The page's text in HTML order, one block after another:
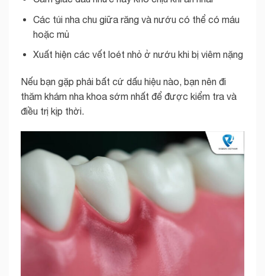
Các túi nha chu giữa răng và nướu có thể có máu
hoặc mủ
Xuất hiện các vết loét nhỏ ở nướu khi bị viêm nặng
Nếu bạn gặp phải bất cứ dấu hiệu nào, bạn nên đi
thăm khám nha khoa sớm nhất để được kiểm tra và
điều trị kịp thời.